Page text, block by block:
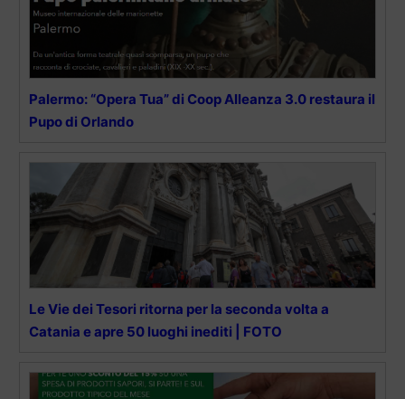
Palermo: “Opera Tua” di Coop Alleanza 3.0 restaura il
Pupo di Orlando
Le Vie dei Tesori ritorna per la seconda volta a
Catania e apre 50 luoghi inediti | FOTO